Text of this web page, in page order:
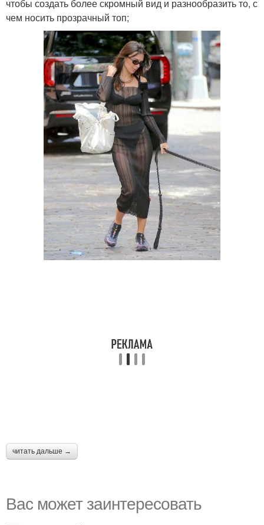
чтобы создать более скромный вид и разнообразить то, с
чем носить прозрачный топ;
читать дальше →
Вас может заинтересовать